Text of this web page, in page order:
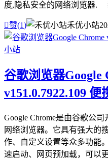
度,隐私安全的网络浏览器.
赞(1) 禾优小站
谷歌浏览器Google
v151.0.7922.109 便
Google Chrome是由谷歌公
网络浏览器。它具有强大的
作、自定义设置等众多功能
速启动、网页预加载，可以